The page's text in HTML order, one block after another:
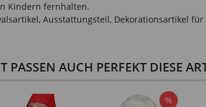
Kindern fernhalten.
Ausstattungsteil, Dekorationsartikel
PASSEN AUCH PERFEKT DIESE
%